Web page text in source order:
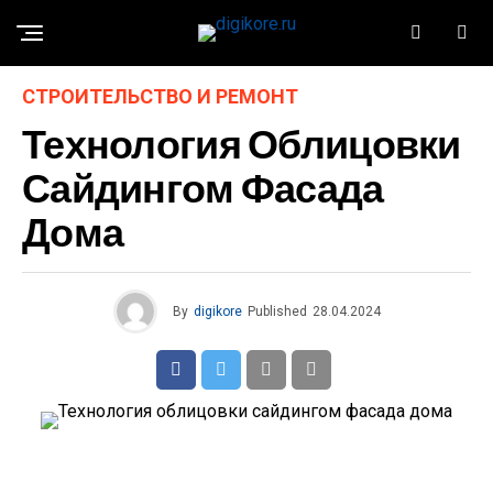
СТРОИТЕЛЬСТВО И РЕМОНТ
Технология Облицовки
Сайдингом Фасада
Дома
By digikore Published 28.04.2024